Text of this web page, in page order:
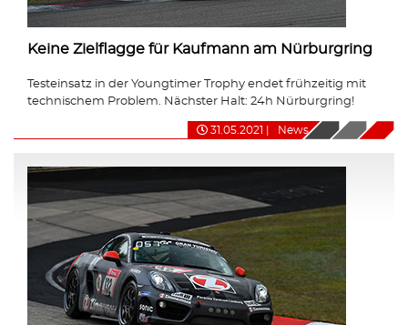
Keine Zielflagge für Kaufmann am Nürburgring
Testeinsatz in der Youngtimer Trophy endet frühzeitig mit
technischem Problem. Nächster Halt: 24h Nürburgring!
31.05.2021 News